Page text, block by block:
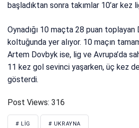
başladıktan sonra takımlar 10’ar kez
Oynadığı 10 maçta 28 puan toplayan
koltuğunda yer alıyor. 10 maçın
Artem Dovbyk ise, lig ve Avrupa’da
11 kez gol sevinci yaşarken, üç kez
gösterdi.
Post Views: 316
# LIG # UKRAYNA